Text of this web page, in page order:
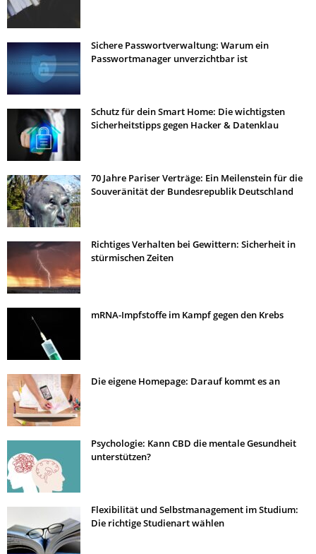
Sichere Passwortverwaltung: Warum ein
Passwortmanager unverzichtbar ist
Schutz für dein Smart Home: Die wichtigsten
Sicherheitstipps gegen Hacker & Datenklau
70 Jahre Pariser Verträge: Ein Meilenstein für die
Souveränität der Bundesrepublik Deutschland
Richtiges Verhalten bei Gewittern: Sicherheit in
stürmischen Zeiten
mRNA-Impfstoffe im Kampf gegen den Krebs
Die eigene Homepage: Darauf kommt es an
Psychologie: Kann CBD die mentale Gesundheit
unterstützen?
Flexibilität und Selbstmanagement im Studium:
Die richtige Studienart wählen